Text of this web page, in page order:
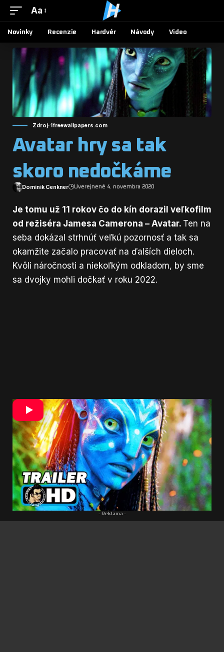
Aa
Novinky Recenzie Hardvér Návody Video
Zdroj: 1freewallpapers.com
Avatar hry sa tak
skoro nedočkáme
Dominik Cenkner Uverejnené 4. novembra 2020
Je tomu už 11 rokov čo do kín dorazil veľkofilm
od režiséra Jamesa Camerona – Avatar. Ten na
seba dokázal strhnúť veľkú pozornosť a tak sa
okamžite začalo pracovať na ďalších dieloch.
Kvôli náročnosti a niekoľkým odkladom, by sme
sa dvojky mohli dočkať v roku 2022.
Vo vývoji však nie je len filmové spracovanie,
ale aj herné.Jedného sme sa už dočkali, bolo to
v roku 2009 a teraz nás čaká ďalšie. Rovnako
ako film, ajhra sa dočkala odkladu. Vyjsť by
mala vo fiškálnom roku 2023. Ten sa datuje od
apríla 2022 do marca 2023. Niet sa čomu diviť,
keďže hra bude podľa všetkého prepojená s
príbehom filmového pokračovania.
- Reklama -